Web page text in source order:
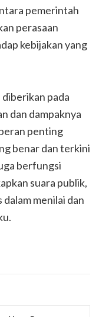
pemerintah
perasaan
kebijakan yang
pada
dan dampaknya
penting
benar dan terkini
berfungsi
suara publik,
menilai dan